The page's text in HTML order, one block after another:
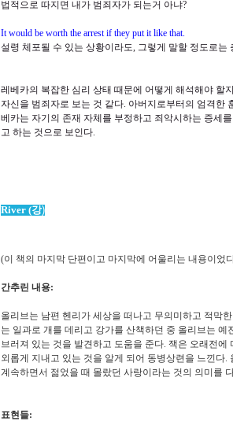
법적으로 따지면 내가 범죄자가 되는거 아냐?
It would be worth the arrest if they put it like that.
설령 체포될 수 있는 상황이라도, 그렇게 말할 정도로는
레베카의 복잡한 심리 상태 때문에 어떻게 해석해야 할
자신을 범죄자로 보는 것 같다. 아버지로부터의 엄격한
베카는 자기의 존재 자체를 부정하고 죄악시하는 증세
고 하는 것으로 보인다.
River (강)
(이 책의 마지막 단편이고 마지막에 어울리는 내용이었
간추린 내용:
올리브는 남편 헨리가 세상을 떠나고 무의미하고 적막
는 일과로 개를 데리고 강가를 산책하던 중 올리브는
브러져 있는 것을 발견하고 도움을 준다. 잭은 오래전에
외롭게 지내고 있는 것을 알게 되어 동병상련을 느낀다.
계속하면서 젊었을 때 몰랐던 사랑이라는 것의 의미를
표현들: